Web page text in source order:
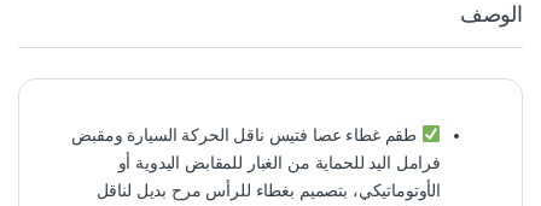
الوصف
طقم غطاء عصا فتيس ناقل الحركة السيارة ومقبض
فرامل اليد للحماية من الغبار للمقابض اليدوية أو
الأوتوماتيكي، بتصميم بغطاء للرأس مرح بديل لناقل